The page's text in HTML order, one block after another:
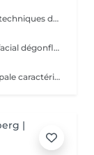
C'est un mélange de manuvres exclusives des techniques des massages de modelage réducteur et de drainage lymphatique de la Méthode Renata França. Il fonctionne comme une liposculpture manuelle immédiate, garantissant une peau uniforme et des muscles mieux définis. Son toucher différentié réduit les mesures, tire les gonflements et transforme la texture de la peau avec des résultats visibles dès la première séance. Le traitement continu de cette technique assure une silhouette parfaite et un corps hautement modelé.
Avec un effet de lifting immédiat, ce massage facial dégonfle, accentue les formes du visage et favorise la revitalisation naturelle de la peau. Il a pour fonction de drainer les gonflements et de promouvoir un nouveau contour au visage. Avec des manuvres de drainage lymphatique et un massage de modelage, il permet d'obtenir un résultat aussi spécial que la version corporelle.
Technique de massage manuelle dont la principale caractéristique est l'application de mouvements vigoureux, rapides et fermes sur tout le corps. Ce massage a des résultats surprenants car il a été conçu pour modeler les adipocytes, c'est-à-dire déplacer la graisse au bon endroit et ainsi donner plus de contour au corps. Le malaxage, le pincement et le glissement sont quelques-unes des manuvres qui promettent de donner de nouvelles formes au corps et garantir une silhouette plus sinueuse.